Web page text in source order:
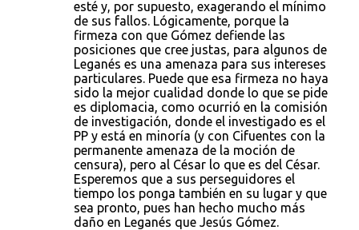
esté y, por supuesto, exagerando el mínimo
de sus fallos. Lógicamente, porque la
firmeza con que Gómez defiende las
posiciones que cree justas, para algunos de
Leganés es una amenaza para sus intereses
particulares. Puede que esa firmeza no haya
sido la mejor cualidad donde lo que se pide
es diplomacia, como ocurrió en la comisión
de investigación, donde el investigado es el
PP y está en minoría (y con Cifuentes con la
permanente amenaza de la moción de
censura), pero al César lo que es del César.
Esperemos que a sus perseguidores el
tiempo los ponga también en su lugar y que
sea pronto, pues han hecho mucho más
daño en Leganés que Jesús Gómez.